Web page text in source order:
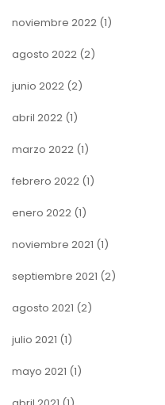
noviembre 2022 (1)
agosto 2022 (2)
junio 2022 (2)
abril 2022 (1)
marzo 2022 (1)
febrero 2022 (1)
enero 2022 (1)
noviembre 2021 (1)
septiembre 2021 (2)
agosto 2021 (2)
julio 2021 (1)
mayo 2021 (1)